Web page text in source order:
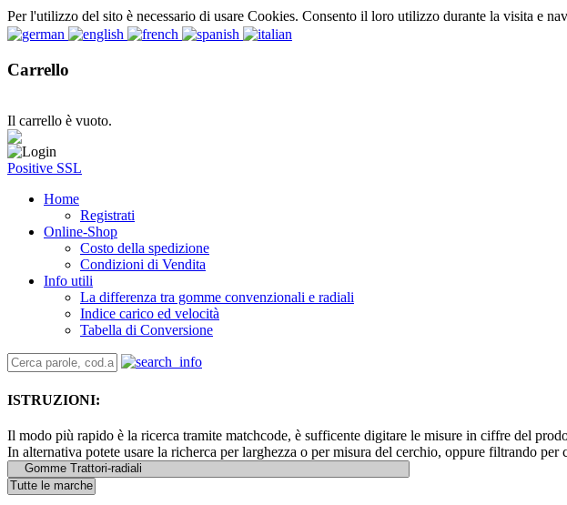
Per l'utilizzo del sito è necessario di usare Cookies. Consento il loro utilizzo durante la visita e
Carrello
Il carrello è vuoto.
Positive SSL
Home
Registrati
Online-Shop
Costo della spedizione
Condizioni di Vendita
Info utili
La differenza tra gomme convenzionali e radiali
Indice carico ed velocità
Tabella di Conversione
ISTRUZIONI:
Il modo più rapido è la ricerca tramite matchcode, è sufficente digitare le misure in ciffre del
In alternativa potete usare la richerca per larghezza o per misura del cerchio, oppure filtrando per